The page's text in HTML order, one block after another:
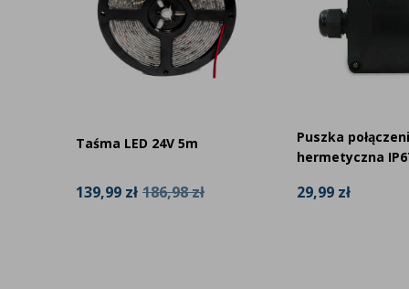
Taśma LED 24V 5m
139,99 zł 186,98 zł
Puszka
hermetyczna
29,99 zł